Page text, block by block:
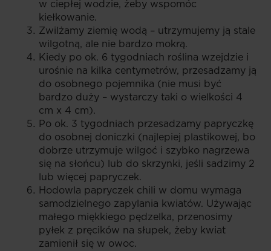
w ciepłej wodzie, żeby wspomóc
kiełkowanie.
Zwilżamy ziemię wodą – utrzymujemy ją stale
wilgotną, ale nie bardzo mokrą.
Kiedy po ok. 6 tygodniach roślina wzejdzie i
urośnie na kilka centymetrów, przesadzamy ją
do osobnego pojemnika (nie musi być
bardzo duży – wystarczy taki o wielkości 4
cm x 4 cm).
Po ok. 3 tygodniach przesadzamy papryczkę
do osobnej doniczki (najlepiej plastikowej, bo
dobrze utrzymuje wilgoć i szybko nagrzewa
się na słońcu) lub do skrzynki, jeśli sadzimy 2
lub więcej papryczek.
Hodowla papryczek chili w domu wymaga
samodzielnego zapylania kwiatów. Używając
małego miękkiego pędzelka, przenosimy
pyłek z pręcików na słupek, żeby kwiat
zamienił się w owoc.